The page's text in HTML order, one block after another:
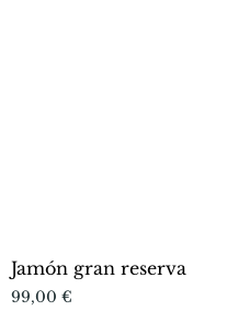
Jamón gran reserva
99,00 €